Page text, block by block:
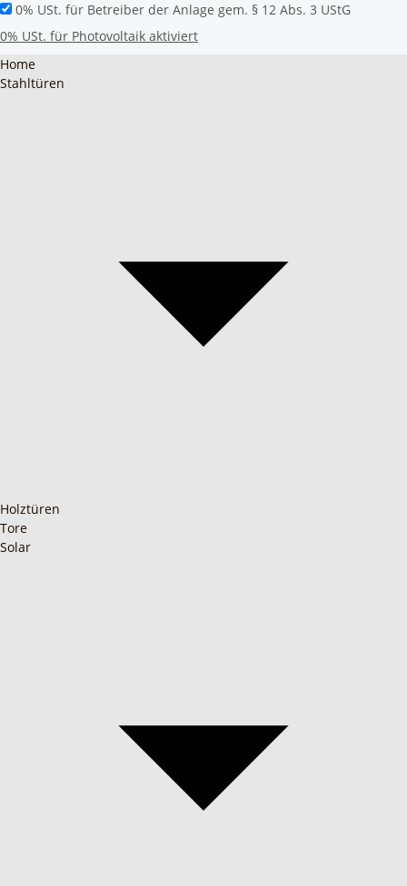
0% USt. für Betreiber der Anlage gem. § 12 Abs. 3 UStG
0% USt. für Photovoltaik aktiviert
Home
Stahltüren
Holztüren
Tore
Solar